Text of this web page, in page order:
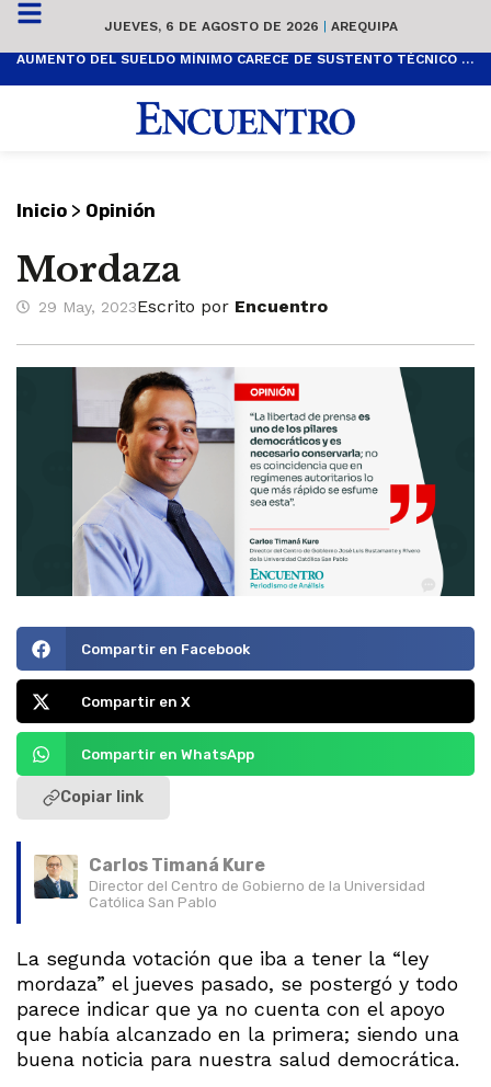
JUEVES, 6 DE AGOSTO DE 2026 | AREQUIPA
AUMENTO DEL SUELDO MÍNIMO CARECE DE SUSTENTO TÉCNICO Y ES POPULISTA
Inicio > Opinión
Mordaza
29 May, 2023Escrito por Encuentro
Compartir en Facebook
Compartir en X
Compartir en WhatsApp
Copiar link
Carlos Timaná Kure
Director del Centro de Gobierno de la Universidad
Católica San Pablo
La segunda votación que iba a tener la “ley
mordaza” el jueves pasado, se postergó y todo
parece indicar que ya no cuenta con el apoyo
que había alcanzado en la primera; siendo una
buena noticia para nuestra salud democrática.